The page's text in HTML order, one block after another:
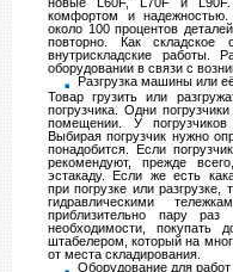
комфортом и
около 100 процентов
повторно. Как складское
внутрискладские работы.
оборудовании в связи с
Разгрузка машины или
Товар грузить или
погрузчика. Одни
помещении. У
Выбирая погрузчик нужно
понадобится. Если
рекомендуют, прежде
эстакаду. Если же есть
при погрузке или
гидравлическими
приблизительно пару
необходимости, покупать
штабелером, который на
от места складирования.